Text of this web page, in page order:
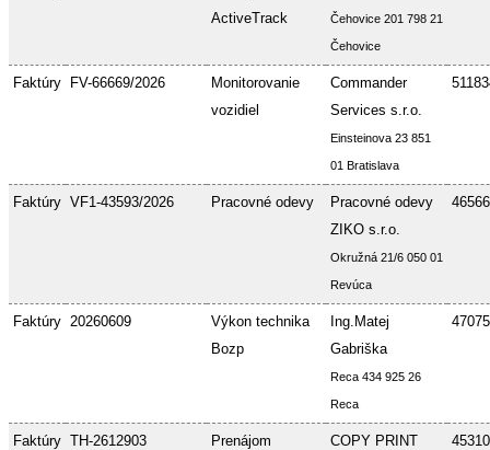
ActiveTrack
Čehovice 201 798 21
Čehovice
Faktúry FV-66669/2026
Monitorovanie
vozidiel
Commander
Services s.r.o.
Einsteinova 23 851
01 Bratislava
Faktúry VF1-43593/2026 Pracovné odevy
Pracovné odevy
ZIKO s.r.o.
Okružná 21/6 050 01
Revúca
Faktúry 20260609
Výkon technika
Bozp
Ing.Matej
Gabriška
Reca 434 925 26
Reca
Faktúry TH-2612903
Prenájom
COPY PRINT